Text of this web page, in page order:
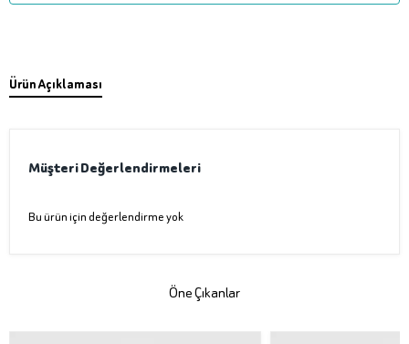
Ürün Açıklaması
Müşteri Değerlendirmeleri
Bu ürün için değerlendirme yok
Öne Çıkanlar